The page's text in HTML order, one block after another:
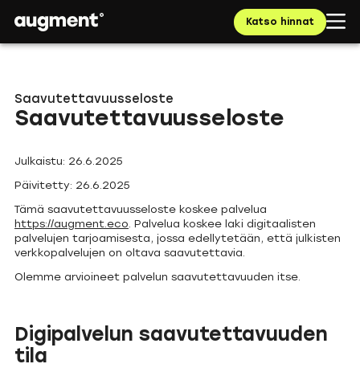
Katso hinnat
Saavutettavuusseloste
Saavutettavuusseloste
Julkaistu: 26.6.2025
Päivitetty: 26.6.2025
Tämä saavutettavuusseloste koskee palvelua
https://augment.eco. Palvelua koskee laki digitaalisten
palvelujen tarjoamisesta, jossa edellytetään, että julkisten
verkkopalvelujen on oltava saavutettavia.
Olemme arvioineet palvelun saavutettavuuden itse.
Digipalvelun saavutettavuuden
tila